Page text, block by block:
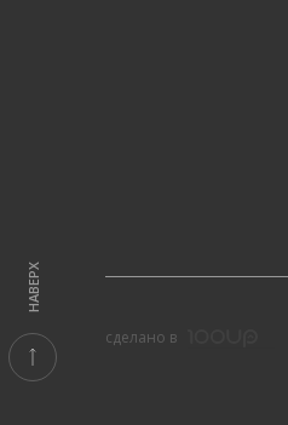
cделано в
НАВЕРХ